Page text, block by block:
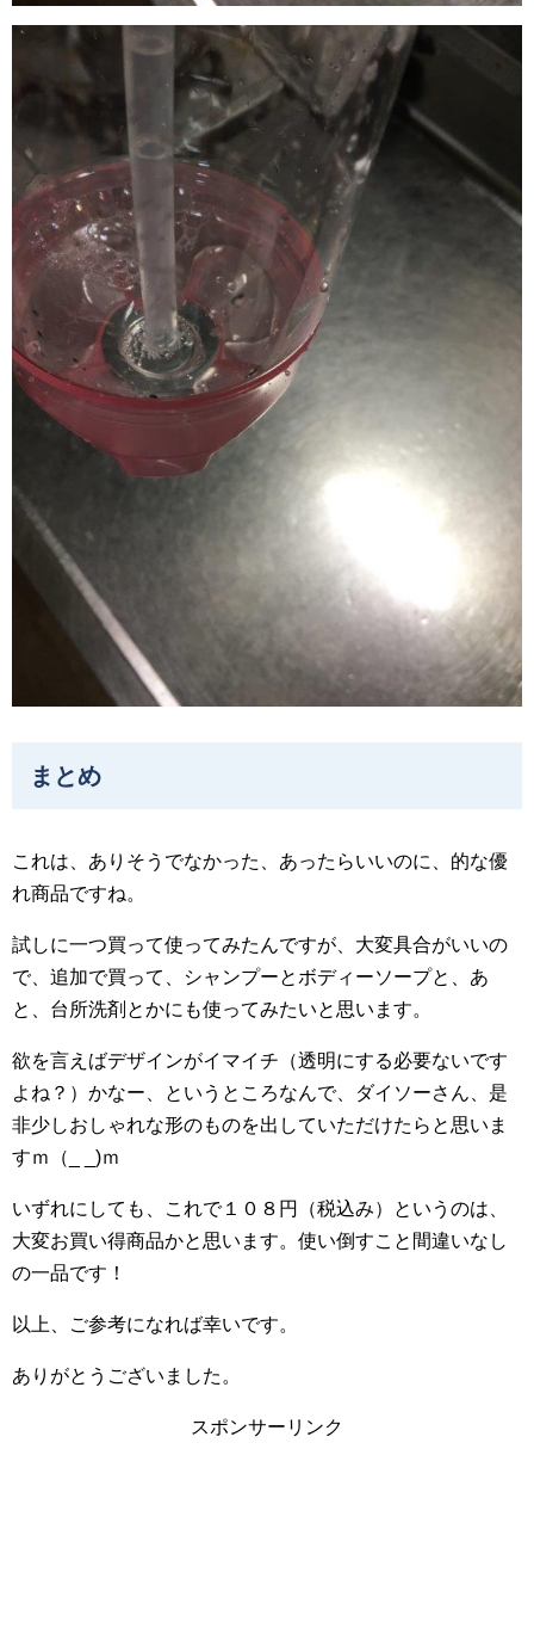
まとめ
これは、ありそうでなかった、あったらいいのに、的な優
れ商品ですね。
試しに一つ買って使ってみたんですが、大変具合がいいの
で、追加で買って、シャンプーとボディーソープと、あ
と、台所洗剤とかにも使ってみたいと思います。
欲を言えばデザインがイマイチ（透明にする必要ないです
よね？）かなー、というところなんで、ダイソーさん、是
非少しおしゃれな形のものを出していただけたらと思いま
すｍ（_ _)ｍ
いずれにしても、これで１０８円（税込み）というのは、
大変お買い得商品かと思います。使い倒すこと間違いなし
の一品です！
以上、ご参考になれば幸いです。
ありがとうございました。
スポンサーリンク